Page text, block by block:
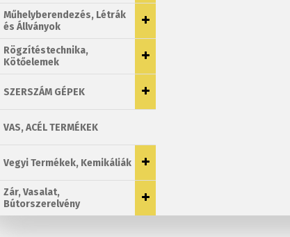
Műhelyberendezés, Létrák
és Állványok
Rögzítéstechnika,
Kötőelemek
SZERSZÁM GÉPEK
VAS, ACÉL TERMÉKEK
Vegyi Termékek, Kemikáliák
Zár, Vasalat,
Bútorszerelvény